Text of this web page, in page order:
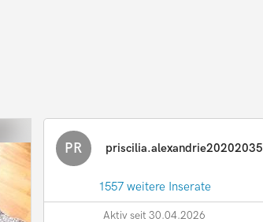
PR priscilia.alexandrie20202035
1557 weitere Inserate
Aktiv seit 30.04.2026